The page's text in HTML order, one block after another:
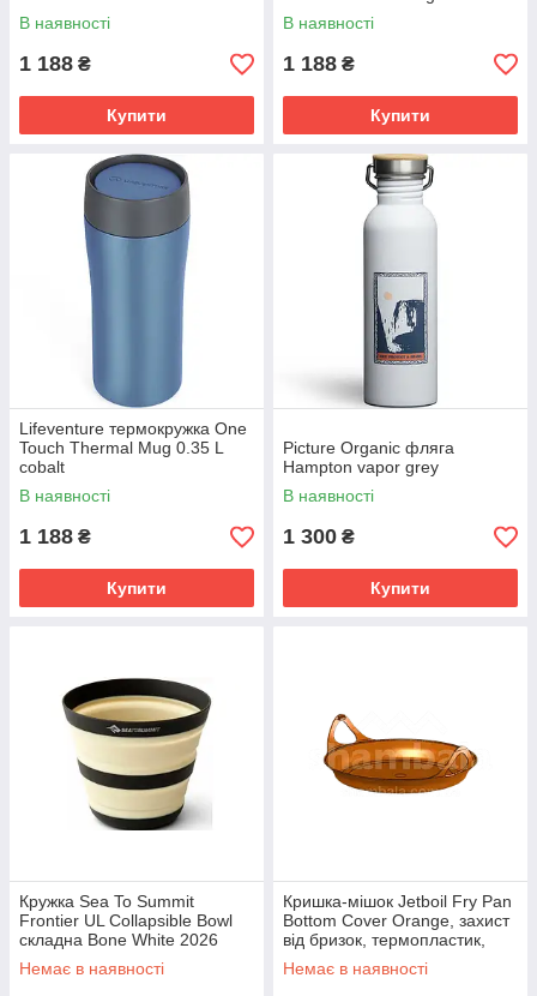
В наявності
1 188 ₴
Купити
В наявності
1 188 ₴
Купити
Lifeventure термокружка One
Touch Thermal Mug 0.35 L
cobalt
В наявності
1 188 ₴
Купити
Picture Organic фляга
Hampton vapor grey
В наявності
1 300 ₴
Купити
Кружка Sea To Summit
Frontier UL Collapsible Bowl
складна Bone White 2026
Немає в наявності
Кришка-мішок Jetboil Fry Pan
Bottom Cover Orange, захист
від бризок, термопластик,
19.8 см
Немає в наявності